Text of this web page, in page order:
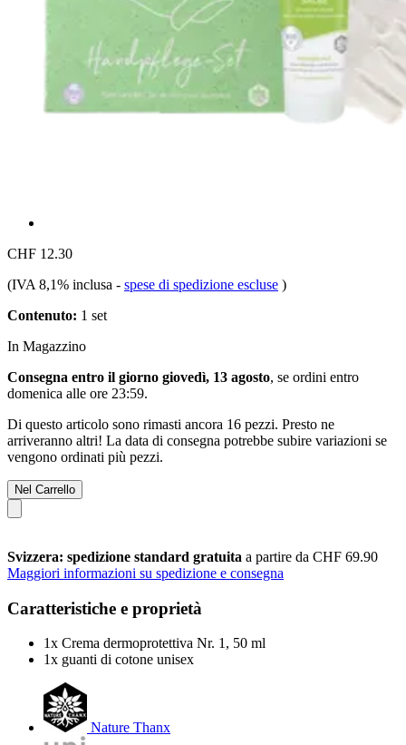
CHF 12.30
(IVA 8,1% inclusa - spese di spedizione escluse )
Contenuto: 1 set
In Magazzino
Consegna entro il giorno giovedì, 13 agosto, se ordini entro
domenica alle ore 23:59.
Di questo articolo sono rimasti ancora 16 pezzi. Presto ne
arriveranno altri! La data di consegna potrebbe subire variazioni se
vengono ordinati più pezzi.
Nel Carrello
Svizzera: spedizione standard gratuita a partire da CHF 69.90
Maggiori informazioni su spedizione e consegna
Caratteristiche e proprietà
1x Crema dermoprotettiva Nr. 1, 50 ml
1x guanti di cotone unisex
Nature Thanx